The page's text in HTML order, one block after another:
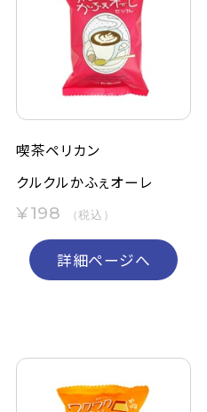
喫茶ペリカン
クルクルかふぇオーレ
¥198 （税込）
詳細ページへ